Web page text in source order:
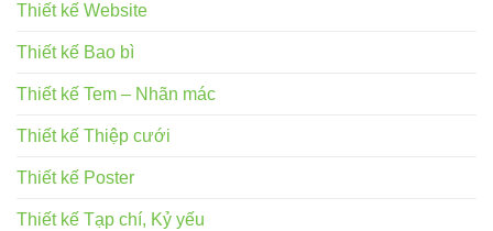
Thiết kế Website
Thiết kế Bao bì
Thiết kế Tem – Nhãn mác
Thiết kế Thiệp cưới
Thiết kế Poster
Thiết kế Tạp chí, Kỷ yếu